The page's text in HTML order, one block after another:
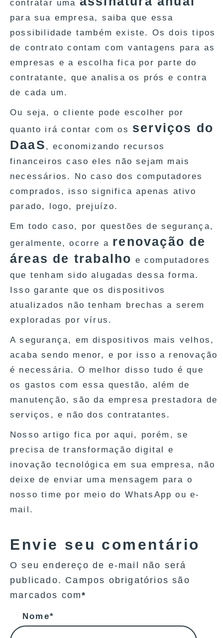
contratar uma
para sua empresa, saiba que essa
possibilidade também existe. Os dois tipos
de contrato contam com vantagens para as
empresas e a escolha fica por parte do
contratante, que analisa os prós e contra
de cada um.
Ou seja, o cliente pode escolher por
quanto irá contar com os serviços do
DaaS , economizando recursos
financeiros caso eles não sejam mais
necessários. No caso dos computadores
comprados, isso significa apenas ativo
parado, logo, prejuízo.
Em todo caso, por questões de segurança,
geralmente, ocorre a renovação de
áreas de trabalho e computadores
que tenham sido alugadas dessa forma.
Isso garante que os dispositivos
atualizados não tenham brechas a serem
exploradas por vírus.
A segurança, em dispositivos mais velhos,
acaba sendo menor, e por isso a renovação
é necessária. O melhor disso tudo é que
os gastos com essa questão, além de
manutenção, são da empresa prestadora de
serviços, e não dos contratantes.
Nosso artigo fica por aqui, porém, se
precisa de transformação digital e
inovação tecnológica em sua empresa, não
deixe de enviar uma mensagem para o
nosso time por meio do WhatsApp ou e-
mail.
Envie seu comentário
O seu endereço de e-mail não será
publicado. Campos obrigatórios são
marcados com*
Nome*